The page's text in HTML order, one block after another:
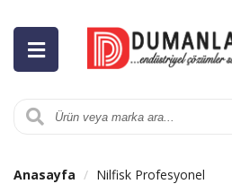
Anasayfa
Nilfisk Profesyonel